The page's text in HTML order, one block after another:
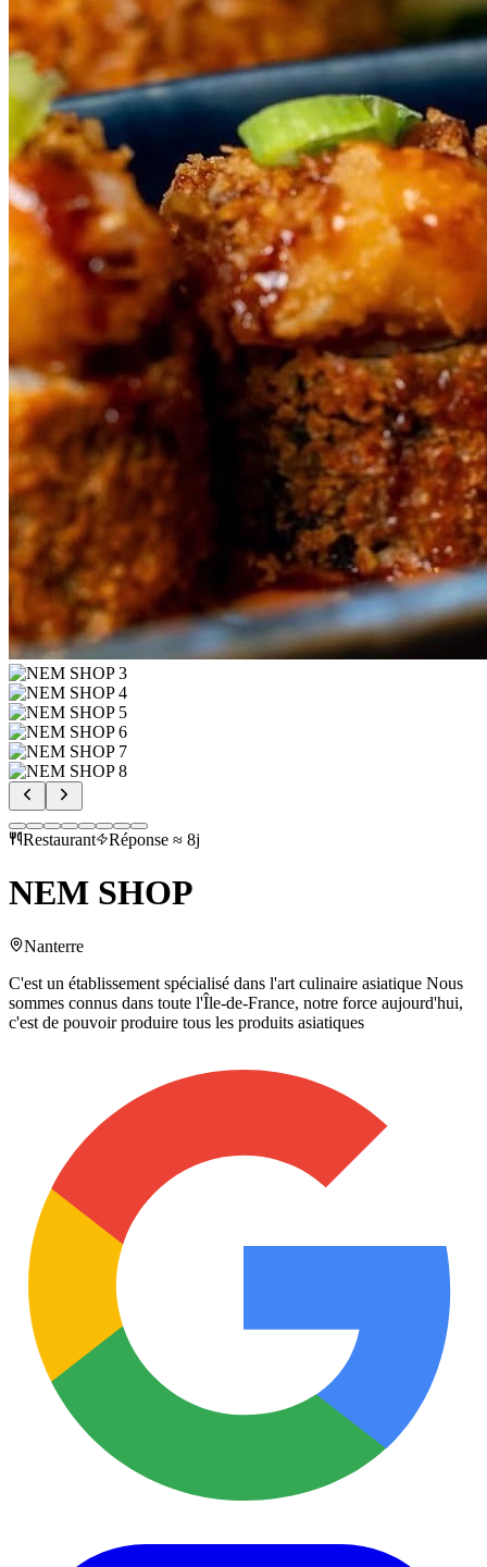
Restaurant Réponse ≈ 8j
NEM SHOP
Nanterre
C'est un établissement spécialisé dans l'art culinaire asiatique Nous
sommes connus dans toute l'Île-de-France, notre force aujourd'hui,
c'est de pouvoir produire tous les produits asiatiques